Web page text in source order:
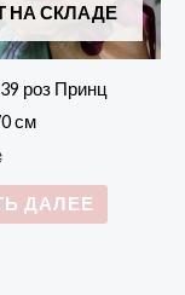
НА СКЛАДЕ
роз Принц
см
ДАЛЕЕ